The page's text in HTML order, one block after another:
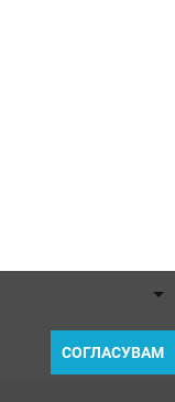
СОГЛАСУВАМ